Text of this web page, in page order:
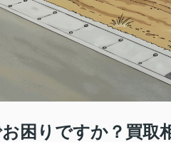
困りですか？買取